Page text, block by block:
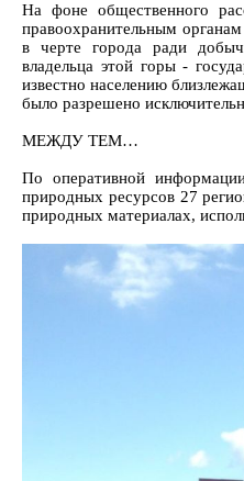
На фоне общественного
правоохранительным
в черте города ради
владельца этой горы -
известно населению
было разрешено
МЕЖДУ ТЕМ…
По оперативной
природных ресурсов 27
природных материалах,